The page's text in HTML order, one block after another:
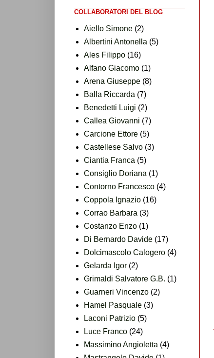
COLLABORATORI DEL BLOG
Aiello Simone (2)
Albertini Antonella (5)
Ales Filippo (16)
Alfano Giacomo (1)
Arena Giuseppe (8)
Balla Riccarda (7)
Benedetti Luigi (2)
Callea Giovanni (7)
Carcione Ettore (5)
Castellese Salvo (3)
Ciantia Franca (5)
Consiglio Doriana (1)
Contorno Francesco (4)
Coppola Ignazio (16)
Corrao Barbara (3)
Costanzo Enzo (1)
Di Bernardo Davide (17)
Dolcimascolo Calogero (4)
Gelarda Igor (2)
Grimaldi Salvatore G.B. (1)
Guarneri Vincenzo (2)
Hamel Pasquale (3)
Laconi Patrizio (5)
Luce Franco (24)
Massimino Angioletta (4)